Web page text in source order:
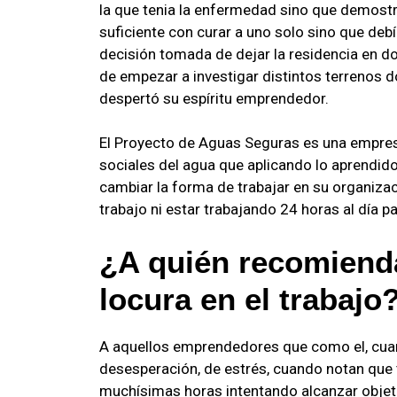
la que tenia la enfermedad sino que
suficiente con curar a uno solo sino que
decisión tomada de dejar la residencia en
de empezar a investigar distintos terrenos
despertó su espíritu emprendedor.
El Proyecto de Aguas Seguras es una
sociales del agua que aplicando lo
cambiar la forma de trabajar en su
trabajo ni estar trabajando 24 horas al día
¿A quién
locura en el
A aquellos emprendedores que como el,
desesperación, de estrés, cuando notan
muchísimas horas intentando alcanzar